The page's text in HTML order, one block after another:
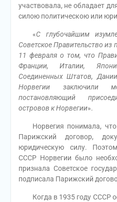
участвовала, не обладает
силою политическою или
«С глубочайшим
Советское Правительство
11 февраля о том, что
Франции, Италии,
Соединенных Штатов,
Норвегии заключили
постановляющий
островов к Норвегии».
Норвегия понимала, что
Парижский договор,
юридическую силу.
СССР Норвегии было
признала Советское
подписала Парижский
Когда в 1935 году СССР